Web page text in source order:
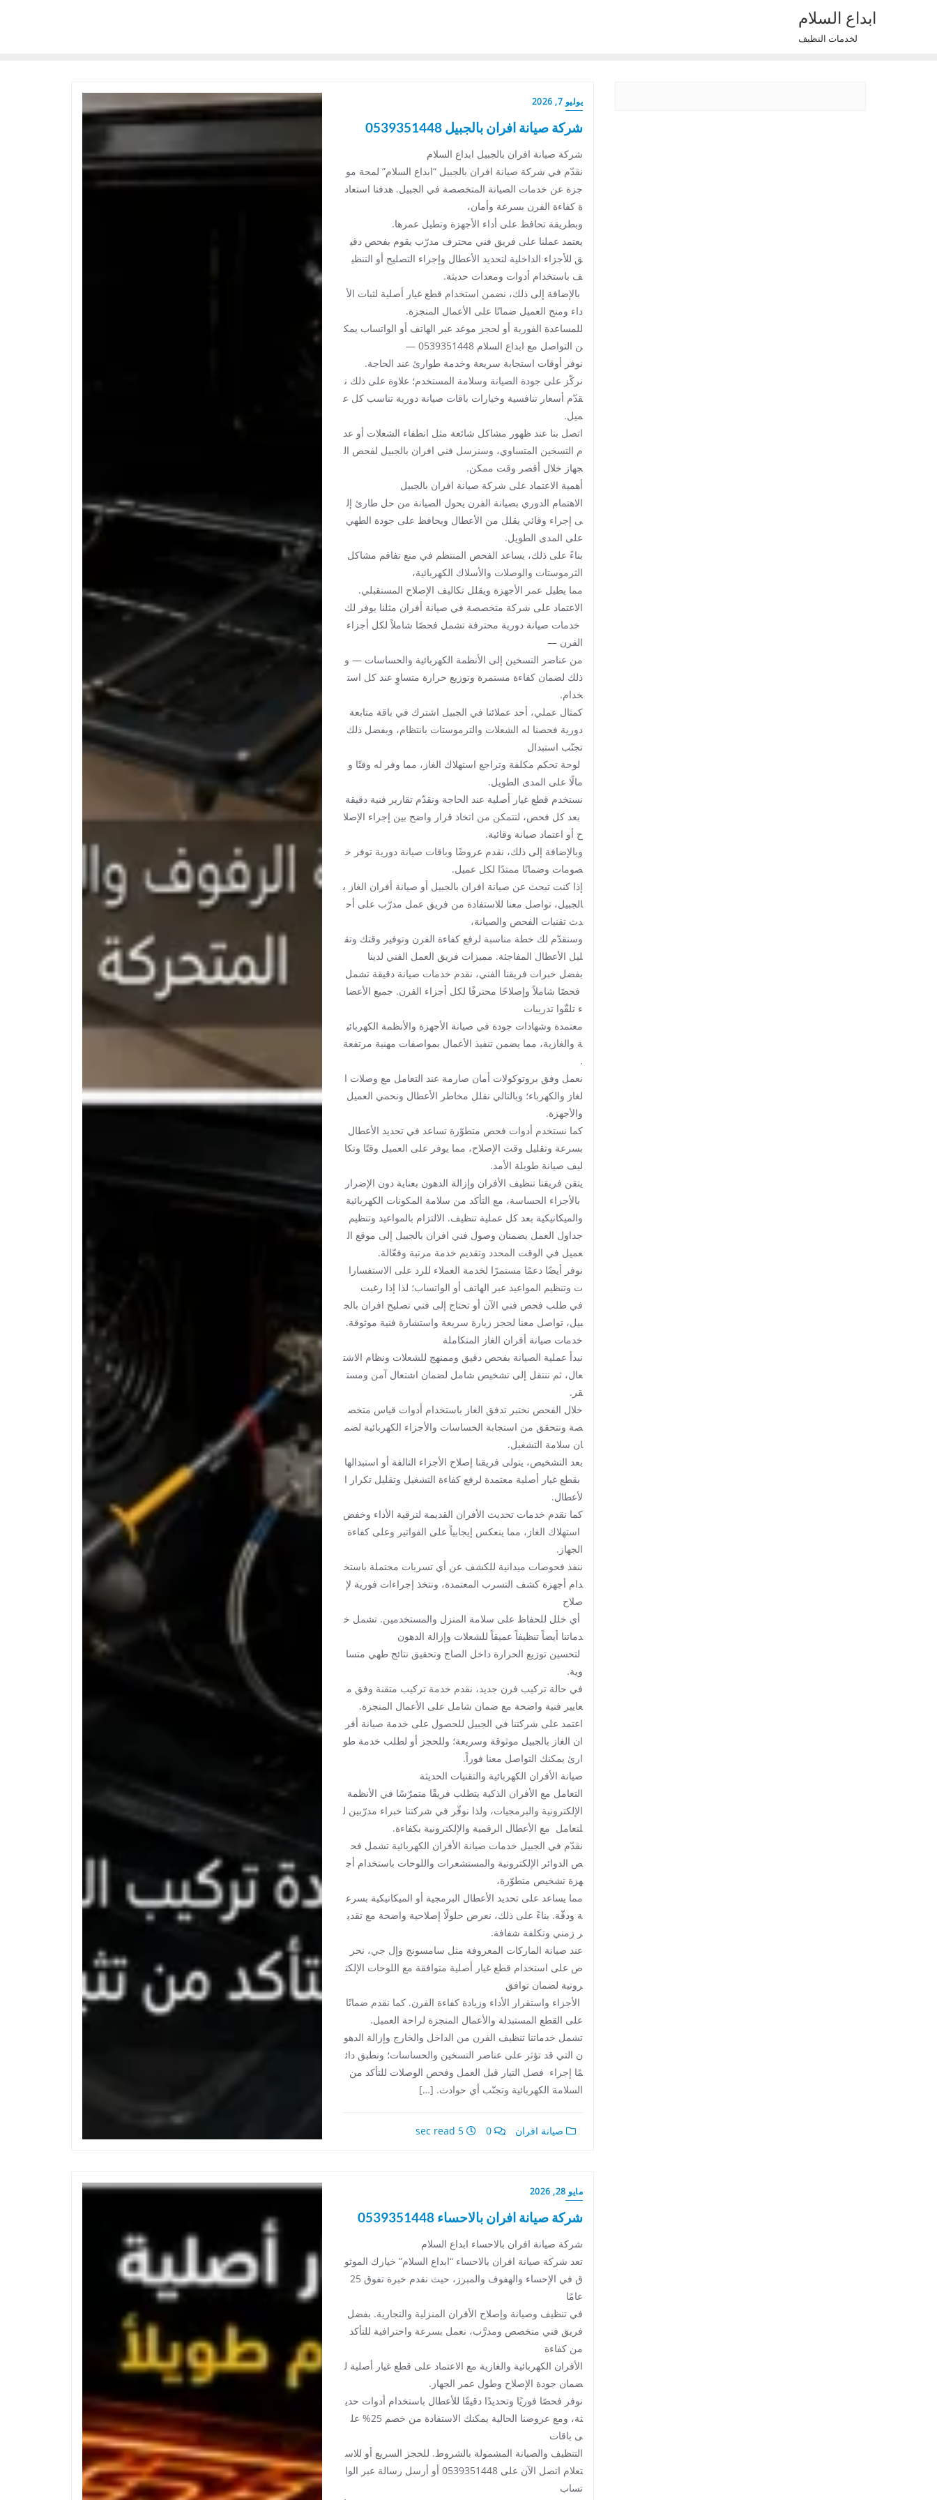
ابداع السلام
لخدمات التظيف
يوليو 7, 2026
شركة صيانة افران بالجبيل 0539351448
شركة صيانة افران بالجبيل ابداع السلام
نقدّم في شركة صيانة افران بالجبيل “ابداع السلام” لمحة مو
جزة عن خدمات الصيانة المتخصصة في الجبيل. هدفنا استعاد
ة كفاءة الفرن بسرعة وأمان،
وبطريقة تحافظ على أداء الأجهزة وتطيل عمرها.
يعتمد عملنا على فريق فني محترف مدرّب يقوم بفحص دقي
ق للأجزاء الداخلية لتحديد الأعطال وإجراء التصليح أو التنظي
ف باستخدام أدوات ومعدات حديثة.
بالإضافة إلى ذلك، نضمن استخدام قطع غيار أصلية لثبات الأ
داء ومنح العميل ضمانًا على الأعمال المنجزة.
للمساعدة الفورية أو لحجز موعد عبر الهاتف أو الواتساب يمك
ن التواصل مع ابداع السلام 0539351448 —
نوفر أوقات استجابة سريعة وخدمة طوارئ عند الحاجة.
نركّز على جودة الصيانة وسلامة المستخدم؛ علاوة على ذلك ن
قدّم أسعار تنافسية وخيارات باقات صيانة دورية تناسب كل ع
ميل.
اتصل بنا عند ظهور مشاكل شائعة مثل انطفاء الشعلات أو عد
م التسخين المتساوي، وسنرسل فني افران بالجبيل لفحص ال
جهاز خلال أقصر وقت ممكن.
أهمية الاعتماد على شركة صيانة افران بالجبيل
الاهتمام الدوري بصيانة الفرن يحول الصيانة من حل طارئ إل
ى إجراء وقائي يقلل من الأعطال ويحافظ على جودة الطهي
على المدى الطويل.
بناءً على ذلك، يساعد الفحص المنتظم في منع تفاقم مشاكل
الثرموستات والوصلات والأسلاك الكهربائية،
مما يطيل عمر الأجهزة ويقلل تكاليف الإصلاح المستقبلي.
الاعتماد على شركة متخصصة في صيانة أفران مثلنا يوفر لك
خدمات صيانة دورية محترفة تشمل فحصًا شاملاً لكل أجزاء
الفرن —
من عناصر التسخين إلى الأنظمة الكهربائية والحساسات — و
ذلك لضمان كفاءة مستمرة وتوزيع حرارة متساوٍ عند كل است
خدام.
كمثال عملي، أحد عملائنا في الجبيل اشترك في باقة متابعة
دورية فحصنا له الشعلات والترموستات بانتظام، وبفضل ذلك
تجنّب استبدال
لوحة تحكم مكلفة وتراجع استهلاك الغاز، مما وفر له وقتًا و
مالًا على المدى الطويل.
نستخدم قطع غيار أصلية عند الحاجة ونقدّم تقارير فنية دقيقة
بعد كل فحص، لتتمكن من اتخاذ قرار واضح بين إجراء الإصلا
ح أو اعتماد صيانة وقائية.
وبالإضافة إلى ذلك، نقدم عروضًا وباقات صيانة دورية توفر خ
صومات وضمانًا ممتدًا لكل عميل.
إذا كنت تبحث عن صيانة افران بالجبيل أو صيانة أفران الغاز ب
الجبيل، تواصل معنا للاستفادة من فريق عمل مدرّب على أح
دث تقنيات الفحص والصيانة،
وسنقدّم لك خطة مناسبة لرفع كفاءة الفرن وتوفير وقتك وتق
ليل الأعطال المفاجئة. مميزات فريق العمل الفني لدينا
بفضل خبرات فريقنا الفني، نقدم خدمات صيانة دقيقة تشمل
فحصًا شاملاً وإصلاحًا محترفًا لكل أجزاء الفرن. جميع الأعضا
ء تلقّوا تدريبات
معتمدة وشهادات جودة في صيانة الأجهزة والأنظمة الكهربائي
ة والغازية، مما يضمن تنفيذ الأعمال بمواصفات مهنية مرتفعة
.
نعمل وفق بروتوكولات أمان صارمة عند التعامل مع وصلات ا
لغاز والكهرباء؛ وبالتالي نقلل مخاطر الأعطال ونحمي العميل
والأجهزة.
كما نستخدم أدوات فحص متطوّرة تساعد في تحديد الأعطال
بسرعة وتقليل وقت الإصلاح، مما يوفر على العميل وقتًا وتكا
ليف صيانة طويلة الأمد.
يتقن فريقنا تنظيف الأفران وإزالة الدهون بعناية دون الإضرار
بالأجزاء الحساسة، مع التأكد من سلامة المكونات الكهربائية
والميكانيكية بعد كل عملية تنظيف. الالتزام بالمواعيد وتنظيم
جداول العمل يضمنان وصول فني افران بالجبيل إلى موقع ال
عميل في الوقت المحدد وتقديم خدمة مرتبة وفعّالة.
نوفر أيضًا دعمًا مستمرًا لخدمة العملاء للرد على الاستفسارا
ت وتنظيم المواعيد عبر الهاتف أو الواتساب؛ لذا إذا رغبت
في طلب فحص فني الآن أو تحتاج إلى فني تصليح افران بالج
بيل، تواصل معنا لحجز زيارة سريعة واستشارة فنية موثوقة.
خدمات صيانة أفران الغاز المتكاملة
نبدأ عملية الصيانة بفحص دقيق وممنهج للشعلات ونظام الاشت
عال، ثم ننتقل إلى تشخيص شامل لضمان اشتعال آمن ومست
قر.
خلال الفحص نختبر تدفق الغاز باستخدام أدوات قياس متخص
صة ونتحقق من استجابة الحساسات والأجزاء الكهربائية لضم
ان سلامة التشغيل.
بعد التشخيص، يتولى فريقنا إصلاح الأجزاء التالفة أو استبدالها
بقطع غيار أصلية معتمدة لرفع كفاءة التشغيل وتقليل تكرار ا
لأعطال.
كما نقدم خدمات تحديث الأفران القديمة لترقية الأداء وخفض
استهلاك الغاز، مما ينعكس إيجابياً على الفواتير وعلى كفاءة
الجهاز.
ننفذ فحوصات ميدانية للكشف عن أي تسربات محتملة باستخ
دام أجهزة كشف التسرب المعتمدة، ونتخذ إجراءات فورية لإ
صلاح
أي خلل للحفاظ على سلامة المنزل والمستخدمين. تشمل خ
دماتنا أيضاً تنظيفاً عميقاً للشعلات وإزالة الدهون
لتحسين توزيع الحرارة داخل الصاج وتحقيق نتائج طهي متسا
وية.
في حالة تركيب فرن جديد، نقدم خدمة تركيب متقنة وفق م
عايير فنية واضحة مع ضمان شامل على الأعمال المنجزة.
اعتمد على شركتنا في الجبيل للحصول على خدمة صيانة أفر
ان الغاز بالجبيل موثوقة وسريعة؛ وللحجز أو لطلب خدمة طو
ارئ يمكنك التواصل معنا فوراً.
صيانة الأفران الكهربائية والتقنيات الحديثة
التعامل مع الأفران الذكية يتطلب فريقًا متمرّسًا في الأنظمة
الإلكترونية والبرمجيات، ولذا نوفّر في شركتنا خبراء مدرّبين ل
لتعامل مع الأعطال الرقمية والإلكترونية بكفاءة.
نقدّم في الجبيل خدمات صيانة الأفران الكهربائية تشمل فح
ص الدوائر الإلكترونية والمستشعرات واللوحات باستخدام أج
هزة تشخيص متطوّرة،
مما يساعد على تحديد الأعطال البرمجية أو الميكانيكية بسرع
ة ودقّة. بناءً على ذلك، نعرض حلولًا إصلاحية واضحة مع تقدي
ر زمني وتكلفة شفافة.
عند صيانة الماركات المعروفة مثل سامسونج وإل جي، نحر
ص على استخدام قطع غيار أصلية متوافقة مع اللوحات الإلكت
رونية لضمان توافق
الأجزاء واستقرار الأداء وزيادة كفاءة الفرن. كما نقدم ضمانًا
على القطع المستبدلة والأعمال المنجزة لراحة العميل.
تشمل خدماتنا تنظيف الفرن من الداخل والخارج وإزالة الدهو
ن التي قد تؤثر على عناصر التسخين والحساسات؛ ونطبق دائ
مًا إجراء فصل التيار قبل العمل وفحص الوصلات للتأكد من
السلامة الكهربائية وتجنّب أي حوادث. […]
صيانة افران
مايو 28, 2026
شركة صيانة افران بالاحساء 0539351448
شركة صيانة افران بالاحساء ابداع السلام
تعد شركة صيانة افران بالاحساء “ابداع السلام” خيارك الموثو
عامًا
في تنظيف وصيانة وإصلاح الأفران المنزلية والتجارية. بفضل
فريق فني متخصص ومدرَّب، نعمل بسرعة واحترافية للتأكد
من كفاءة
الأفران الكهربائية والغازية مع الاعتماد على قطع غيار أصلية ل
ضمان جودة الإصلاح وطول عمر الجهاز.
نوفر فحصًا فوريًا وتحديدًا دقيقًا للأعطال باستخدام أدوات حدي
ثة، ومع عروضنا الحالية يمكنك الاستفادة من خصم 25% عل
ى باقات
التنظيف والصيانة المشمولة بالشروط. للحجز السريع أو للاس
تعلام اتصل الآن على 0539351448 أو أرسل رسالة عبر الوا
تساب